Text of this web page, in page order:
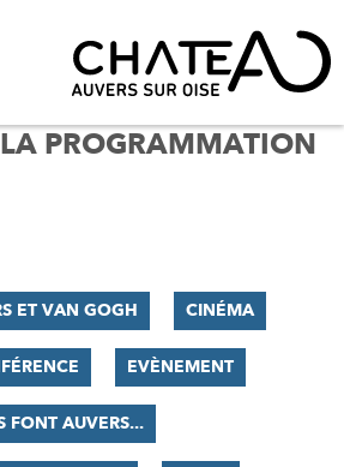
PROGRAMMATION
ET VAN GOGH CINÉMA
EVÈNEMENT
FONT AUVERS...